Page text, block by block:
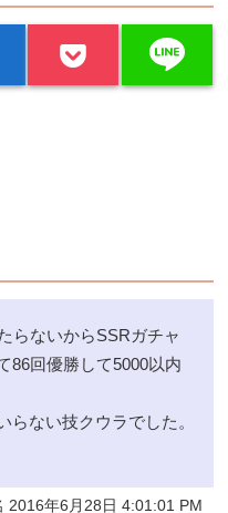
line
らないからSSRガチャ
86回優勝して5000以内
らない技クウラでした。
年6月28日 4:01:01 PM